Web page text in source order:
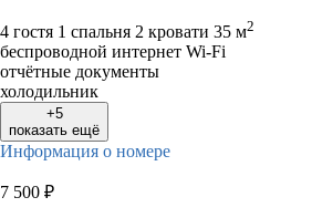
4 гостя 1 спальня 2 кровати 35 м2
беспроводной интернет Wi-Fi
отчётные документы
холодильник
+5
показать ещё
Информация о номере
7 500 ₽